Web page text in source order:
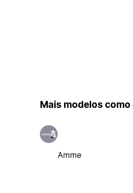
Mais modelos como
Amme